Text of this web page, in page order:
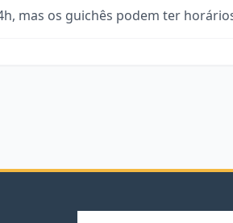
mas os guichês podem ter